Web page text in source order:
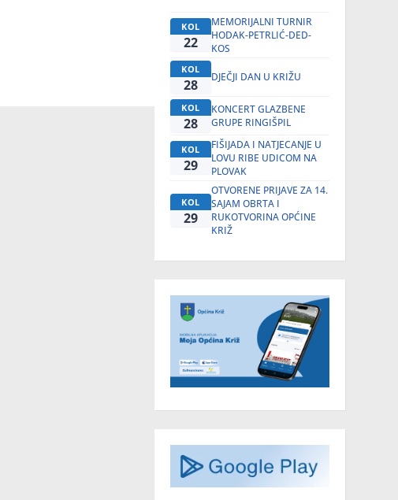
KOL
22
MEMORIJALNI TURNIR
HODAK-PETRLIĆ-DED-
KOS
KOL
28 DJEČJI DAN U KRIŽU
KOL
28
KONCERT GLAZBENE
GRUPE RINGIŠPIL
KOL
29
FIŠIJADA I NATJECANJE U
LOVU RIBE UDICOM NA
PLOVAK
KOL
29
OTVORENE PRIJAVE ZA 14.
SAJAM OBRTA I
RUKOTVORINA OPĆINE
KRIŽ